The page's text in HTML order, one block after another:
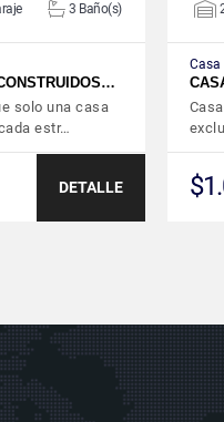
3 Baño(s)
solo una casa
estr…
DETALLE
Casa